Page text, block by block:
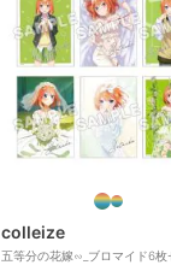
colleize
五等分の花嫁∽_ブロマイド6枚